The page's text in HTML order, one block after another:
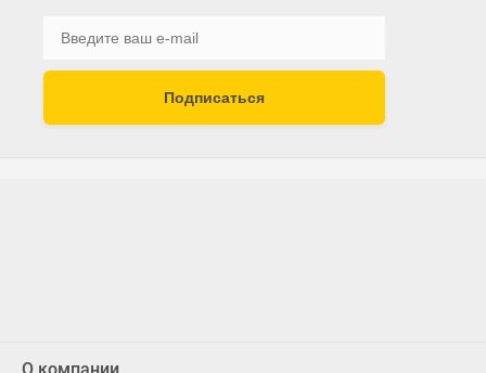
Подписаться